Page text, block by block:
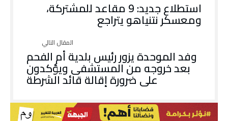
استطلاع جديد: 9 مقاعد للمشتركة،
ومعسكر نتنياهو يتراجع
وفد الموحدة يزور رئيس بلدية أم الفحم
بعد خروجه من المستشفى ويؤكدون
على ضرورة إقالة قائد الشرطة